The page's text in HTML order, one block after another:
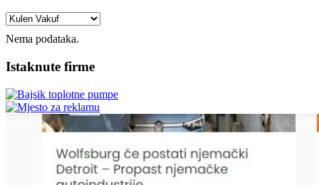
Nema podataka.
Istaknute firme